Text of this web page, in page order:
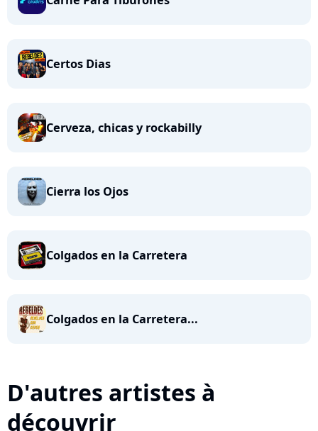
Certos Dias
Cerveza, chicas y rockabilly
Cierra los Ojos
Colgados en la Carretera
Colgados en la Carretera...
D'autres artistes à
découvrir